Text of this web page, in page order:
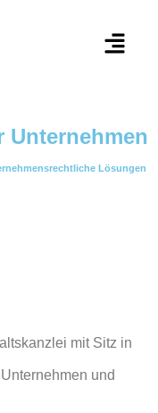
Unternehmen
Lösungen
mit Sitz in
und